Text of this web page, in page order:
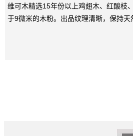
维可木精选15年份以上鸡翅木、红酸枝
于9微米的木粉。出品纹理清晰，保持